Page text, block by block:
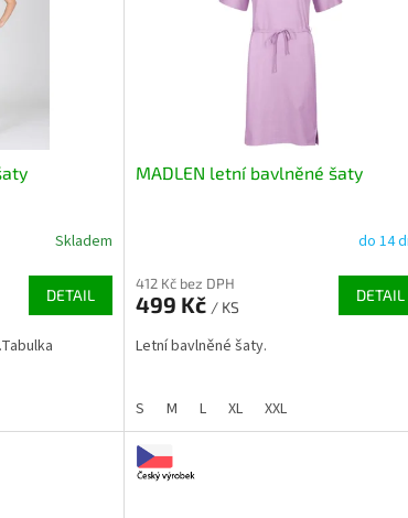
Skladem
DETAIL
MADLEN letní bavlněné šaty
do 14
412 Kč bez DPH
499 Kč / KS
DETAIL
Letní bavlněné šaty.
S M L XL XXL